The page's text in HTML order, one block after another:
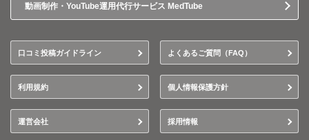
動画制作・YouTube運用代行サービス MedTube
口コミ投稿ガイドライン よくあるご質問（FAQ）
利用規約 個人情報保護方針
運営会社 採用情報